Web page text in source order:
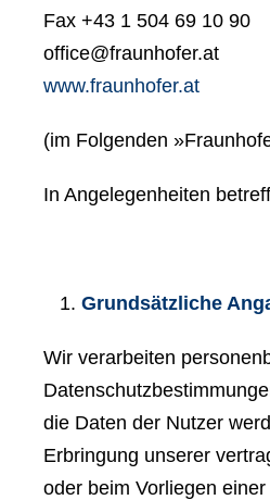
Fax +43 1 504 69 10 90
office@fraunhofer.at
www.fraunhofer.at
(im Folgenden
In Angelegenheiten
Grundsätzliche
Wir verarbeiten
die Daten der Nutzer
Erbringung unserer
oder beim Vorliegen